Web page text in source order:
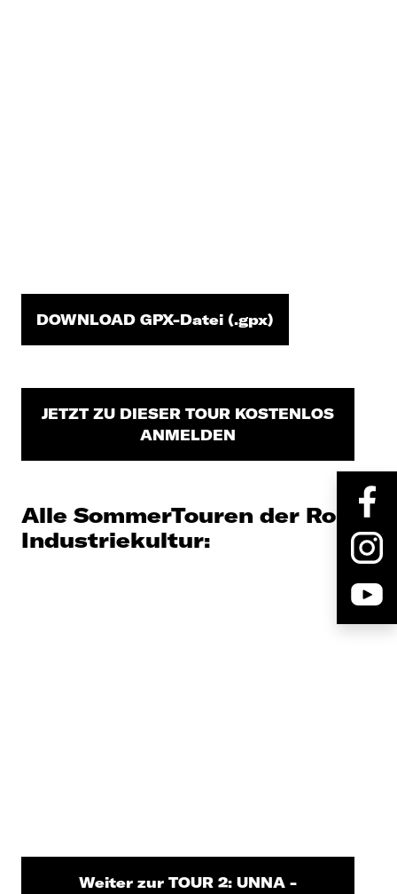
DOWNLOAD GPX-Datei (.gpx)
JETZT ZU DIESER TOUR KOSTENLOS
ANMELDEN
Alle SommerTouren der Route
Industriekultur:
Weiter zur TOUR 2: UNNA -